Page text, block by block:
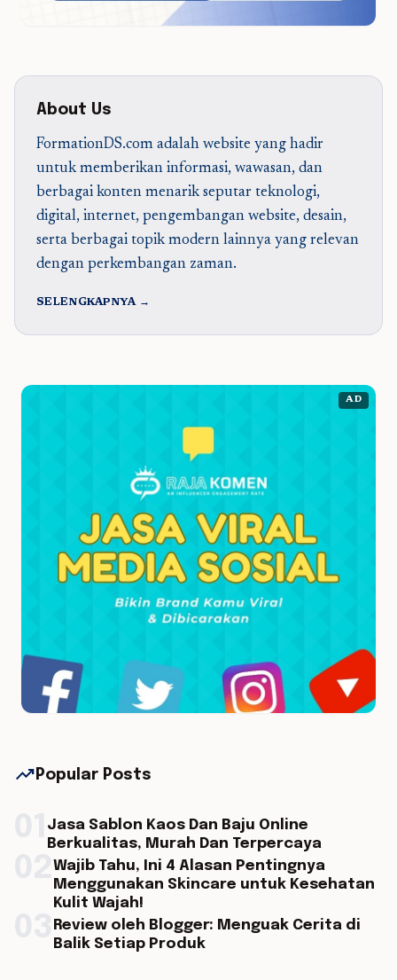
About Us
FormationDS.com adalah website yang hadir
untuk memberikan informasi, wawasan, dan
berbagai konten menarik seputar teknologi,
digital, internet, pengembangan website, desain,
serta berbagai topik modern lainnya yang relevan
dengan perkembangan zaman.
SELENGKAPNYA →
AD
trending_up Popular Posts
Jasa Sablon Kaos Dan Baju Online
Berkualitas, Murah Dan Terpercaya
Wajib Tahu, Ini 4 Alasan Pentingnya
Menggunakan Skincare untuk Kesehatan
Kulit Wajah!
Review oleh Blogger: Menguak Cerita di
Balik Setiap Produk